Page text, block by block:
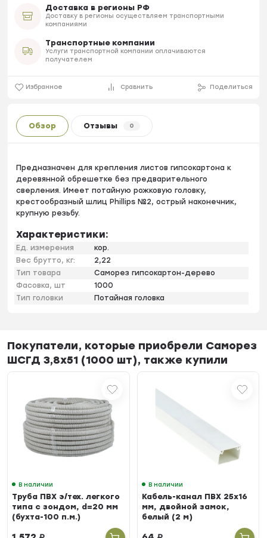
Доставка в регионы РФ
Доставку в регионы осуществляем транспортными
компаниями
Транспортные компании
Услуги транспортной компании оплачиваются
получателем
Избранное Сравнить Поделиться
Обзор Отзывы 0
Предназначен для крепления листов гипсокартона к
деревянной обрешетке без предварительного
сверления. Имеет потайную рожковую головку,
крестообразный шлиц Phillips №2, острый наконечник,
крупную резьбу.
Характеристики:
Ед. измерения
кор.
Вес брутто, кг:
2,22
Тип товара
Саморез гипсокартон-дерево
Фасовка, шт
1000
Тип головки
Потайная головка
Покупатели, которые приобрели Саморез
ШСГД 3,8х51 (1000 шт), также купили
В наличии
Труба ПВХ э/тех. легкого
типа с зондом, d=20 мм
(бухта-100 п.м.)
В наличии
Кабель-канал ПВХ 25х16
мм, двойной замок,
белый (2 м)